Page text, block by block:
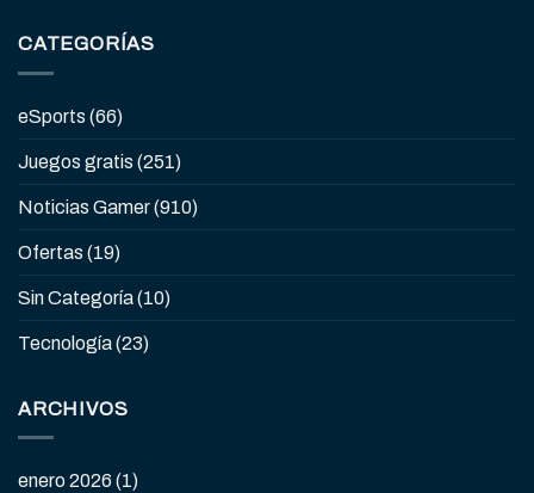
CATEGORÍAS
eSports (66)
Juegos gratis (251)
Noticias Gamer(910)
Ofertas (19)
Sin Categoría(10)
Tecnología(23)
ARCHIVOS
enero 2026 (1)